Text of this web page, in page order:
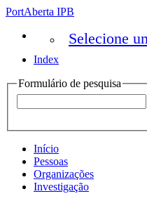
PortAberta IPB
Selecione
Index
Formulário de pesquisa
Início
Pessoas
Organizações
Investigação